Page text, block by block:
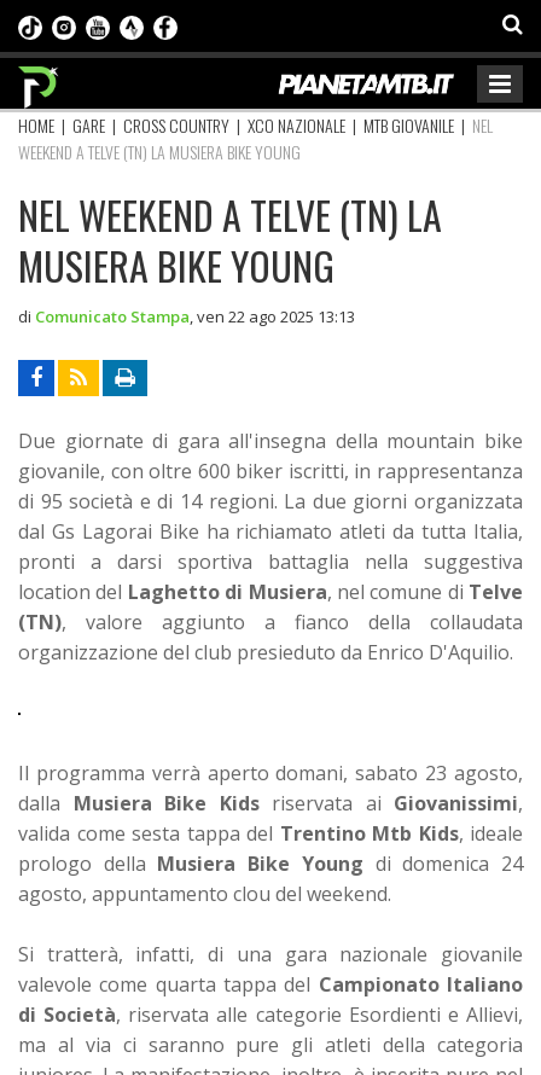
HOME | GARE | CROSS COUNTRY | XCO NAZIONALE | MTB GIOVANILE | NEL
WEEKEND A TELVE (TN) LA MUSIERA BIKE YOUNG
NEL WEEKEND A TELVE (TN) LA
MUSIERA BIKE YOUNG
di Comunicato Stampa ven 22 ago 2025 13:13
Due giornate di gara all'insegna della mountain bike
giovanile, con oltre 600 biker iscritti, in rappresentanza
di 95 società e di 14 regioni. La due giorni organizzata
dal Gs Lagorai Bike ha richiamato atleti da tutta Italia,
pronti a darsi sportiva battaglia nella suggestiva
location del Laghetto di Musiera, nel comune di Telve
(TN), valore aggiunto a fianco della collaudata
organizzazione del club presieduto da Enrico D'Aquilio.
Il programma verrà aperto domani, sabato 23 agosto,
dalla Musiera Bike Kidsriservata ai Giovanissimi,
valida come sesta tappa del Trentino Mtb Kids, ideale
prologo della Musiera Bike Young di domenica 24
agosto, appuntamento clou del weekend.
Si tratterà, infatti, di una gara nazionale giovanile
valevole come quarta tappa del Campionato Italiano
di Società, riservata alle categorie Esordienti e Allievi,
ma al via ci saranno pure gli atleti della categoria